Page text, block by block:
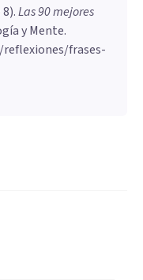
).Las 90 mejores
y Mente.
frases-